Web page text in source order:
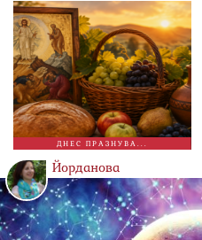
ДНЕС ПРАЗНУВА...
Йорданова